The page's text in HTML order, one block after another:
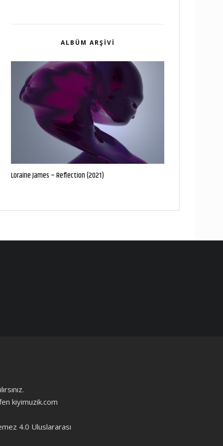
ALBÜM ARŞIVI
Loraine James – Reflection (2021)
kiyimuzik.com
4.0 Uluslararası